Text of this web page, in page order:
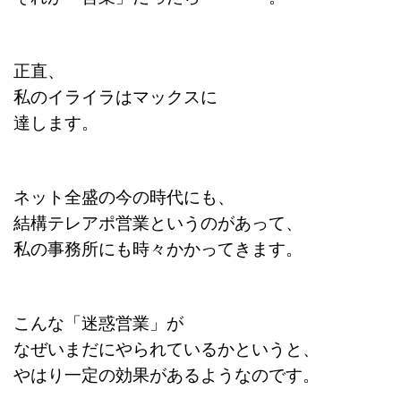
正直、
私のイライラはマックスに
達します。
ネット全盛の今の時代にも、
結構テレアポ営業というのがあって、
私の事務所にも時々かかってきます。
こんな「迷惑営業」が
なぜいまだにやられているかというと、
やはり一定の効果があるようなのです。